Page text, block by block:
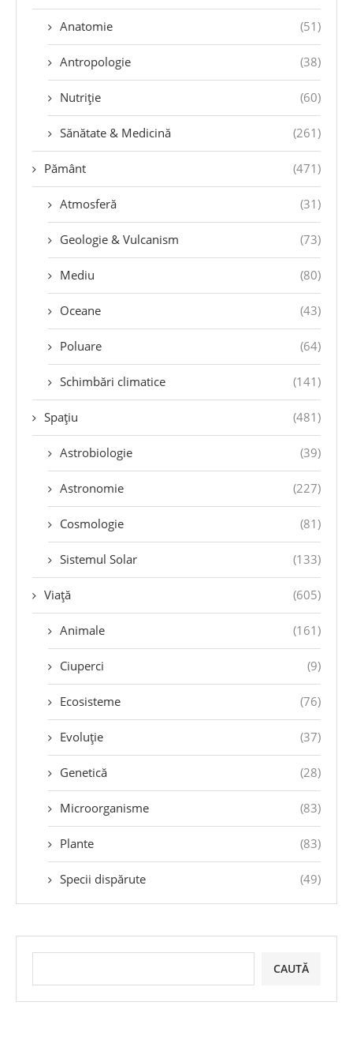
Anatomie (51)
Antropologie (38)
Nutriție (60)
Sănătate & Medicină (261)
Pământ (471)
Atmosferă (31)
Geologie & Vulcanism (73)
Mediu (80)
Oceane (43)
Poluare (64)
Schimbări climatice (141)
Spațiu (481)
Astrobiologie (39)
Astronomie (227)
Cosmologie (81)
Sistemul Solar (133)
Viață (605)
Animale (161)
Ciuperci (9)
Ecosisteme (76)
Evoluție (37)
Genetică (28)
Microorganisme (83)
Plante (83)
Specii dispărute (49)
CAUTĂ